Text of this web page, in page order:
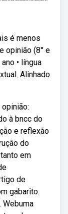
é menos
opinião (8° e
• língua
Alinhado
à bncc do
e reflexão
do
em
de
gabarito.